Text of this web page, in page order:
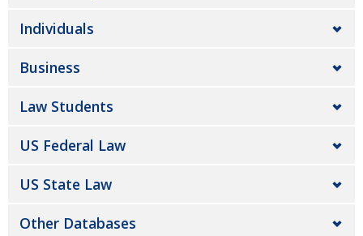
Individuals
Business
Law Students
US Federal Law
US State Law
Other Databases